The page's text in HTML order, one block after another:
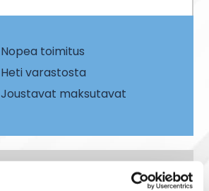
Nopea toimitus
Heti varastosta
Joustavat maksutavat